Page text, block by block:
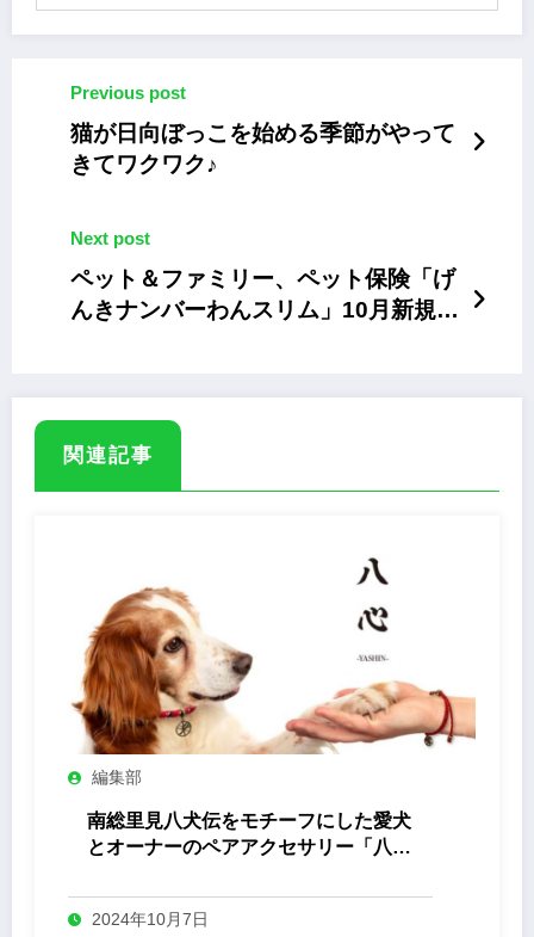
Previous post
猫が日向ぼっこを始める季節がやって
きてワクワク♪
Next post
ペット＆ファミリー、ペット保険「げ
んきナンバーわんスリム」10月新規契
関連記事
編集部
南総里見八犬伝をモチーフにした愛犬
とオーナーのペアアクセサリー「八心
2024年10月7日